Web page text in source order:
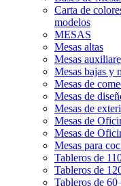
Carta de
modelos
MESAS
Mesas altas
Mesas
Mesas bajas y
Mesas de
Mesas de
Mesas de
Mesas de
Mesas de
Mesas para
Tableros de
Tableros de
Tableros de 60